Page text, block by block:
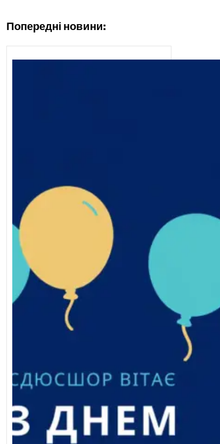
Попередні новини: